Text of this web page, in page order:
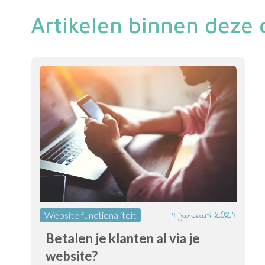
Artikelen binnen deze
Website functionaliteit 4 januari 2024
Betalen je klanten al via je
website?